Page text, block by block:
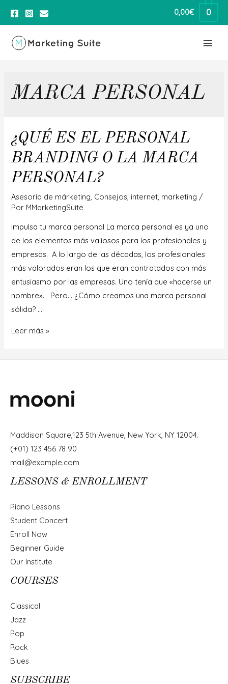
0,00€ 0
MARCA PERSONAL
¿QUÉ ES EL PERSONAL
BRANDING O LA MARCA
PERSONAL?
Asesoría de márketing Consejos internet marketing /
Por MMarketingSuite
Impulsa tu marca personal La marca personal es ya uno
de los elementos más valiosos para los profesionales y
empresas. A lo largo de las décadas, los profesionales
más valorados eran los que eran contratados con más
entusiasmo por las empresas. Uno tenía que «hacerse un
nombre». Pero… ¿Cómo creamos una marca personal
sólida? …
Leer más »
Maddison Square,123 5th Avenue, New York, NY 12004.
(+01) 123 456 78 90
mail@example.com
LESSONS & ENROLLMENT
Piano Lessons
Student Concert
Enroll Now
Beginner Guide
Our Institute
COURSES
Classical
Jazz
Pop
Rock
Blues
SUBSCRIBE